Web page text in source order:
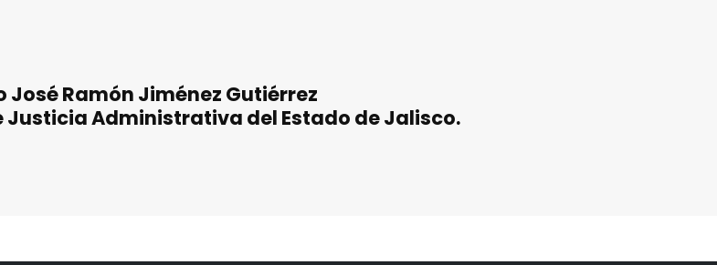
Ramón Jiménez Gutiérrez
Justicia Administrativa del Estado de Jalisco.